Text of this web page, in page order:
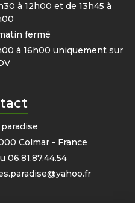
à 12h00 et de 13h45 à
fermé
à 16h00 uniquement sur
Colmar - France
06.81.87.44.54